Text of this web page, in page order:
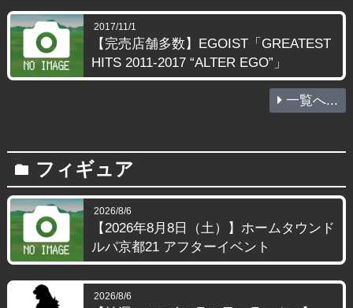
2017/11/1
【完売店舗多数】EGOIST「GREATEST
HITS 2011-2017 “ALTER EGO”」
一覧へ...
folder フィギュア
2026/8/6
【2026年8月8日（土）】ホームタウンド
ルパ京都21 アフターイベント
2026/8/6